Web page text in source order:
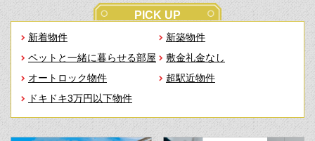
PICK UP
新着物件
新築物件
ペットと一緒に暮らせる部屋
敷金礼金なし
オートロック物件
超駅近物件
ドキドキ3万円以下物件